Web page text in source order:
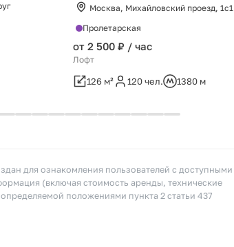
Москва, Михайловский проезд, 1с1
Пролетарская
от 2 500 ₽ / час
Лофт
126 м² 120 чел. 1380 м
для ознакомления пользователей с доступными
(включая стоимость аренды, технические
положениями пункта 2 статьи 437